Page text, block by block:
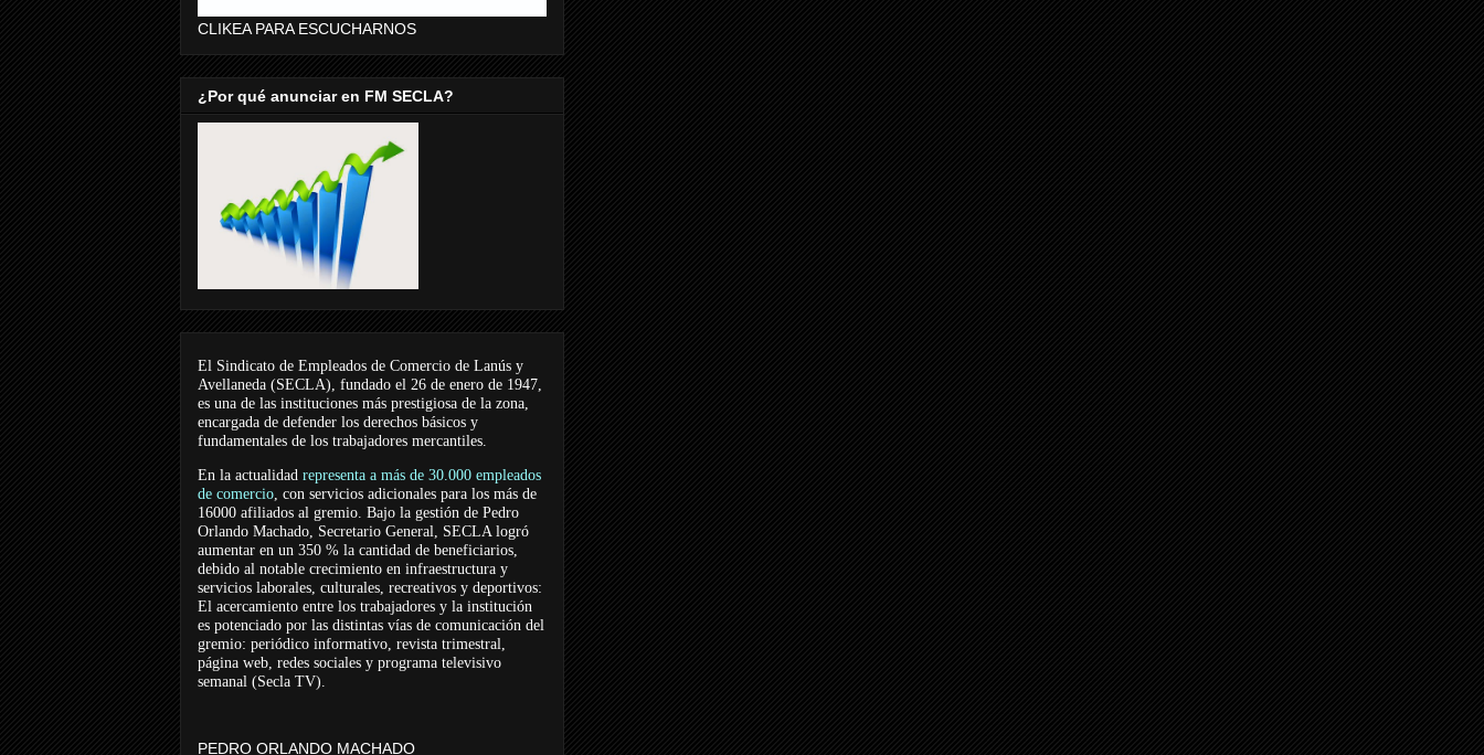
CLIKEA PARA ESCUCHARNOS
¿Por qué anunciar en FM SECLA?
El Sindicato de Empleados de Comercio de Lanús y
Avellaneda (SECLA), fundado el 26 de enero de 1947,
es una de las instituciones más prestigiosa de la zona,
encargada de defender los derechos básicos y
fundamentales de los trabajadores mercantiles.
En la actualidad representa a más de 30.000 empleados
de comercio, con servicios adicionales para los más de
16000 afiliados al gremio. Bajo la gestión de Pedro
Orlando Machado, Secretario General, SECLA logró
aumentar en un 350 % la cantidad de beneficiarios,
debido al notable crecimiento en infraestructura y
servicios laborales, culturales, recreativos y deportivos:
El acercamiento entre los trabajadores y la institución
es potenciado por las distintas vías de comunicación del
gremio: periódico informativo, revista trimestral,
página web, redes sociales y programa televisivo
semanal (Secla TV).
PEDRO ORLANDO MACHADO